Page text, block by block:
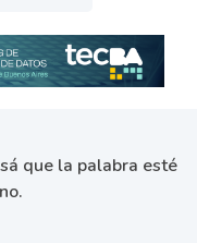
que la palabra esté